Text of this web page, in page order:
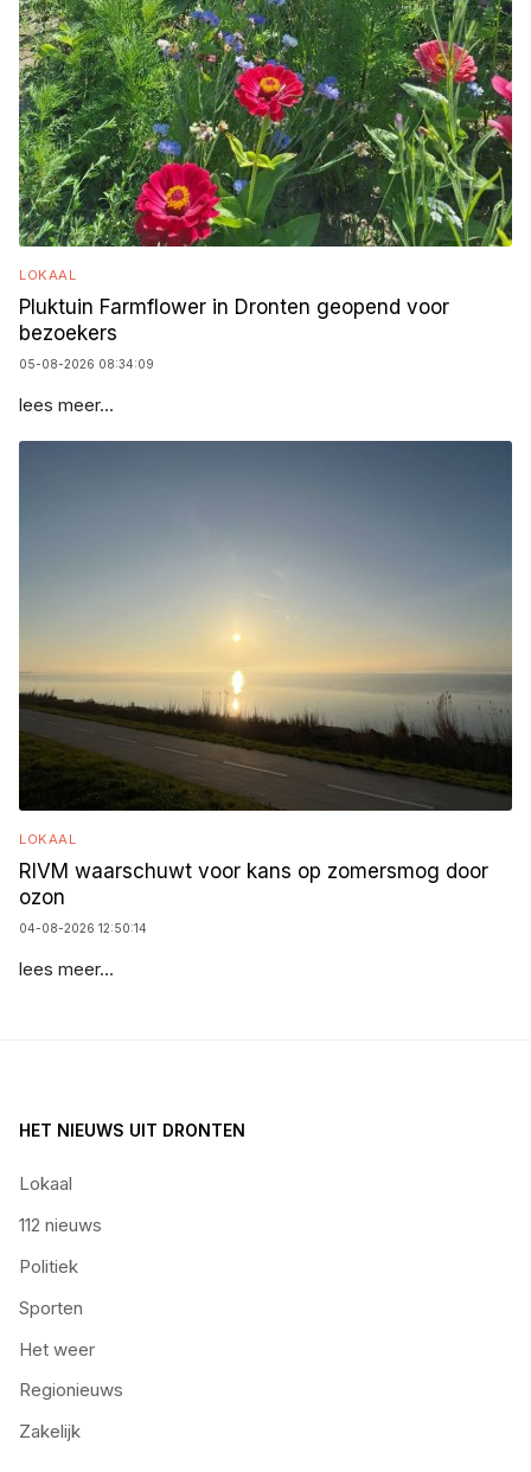
LOKAAL
Pluktuin Farmflower in Dronten geopend voor
bezoekers
05-08-2026 08:34:09
lees meer...
LOKAAL
RIVM waarschuwt voor kans op zomersmog door
ozon
04-08-2026 12:50:14
lees meer...
HET NIEUWS UIT DRONTEN
Lokaal
112 nieuws
Politiek
Sporten
Het weer
Regionieuws
Zakelijk